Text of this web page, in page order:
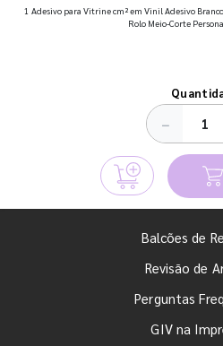
semestre com o pé direito.
1 Adesivo para Vitrine cm² em Vinil Adesivo
Rolo Meio-Corte
−
Balcões de
Revisão de
Perguntas
GIV na